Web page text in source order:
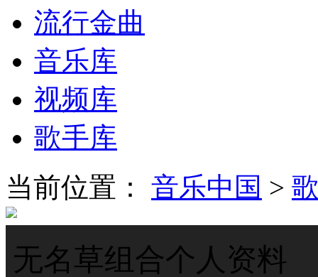
流行金曲
音乐库
视频库
歌手库
当前位置：
音乐中国 >
无名草组合个人资料